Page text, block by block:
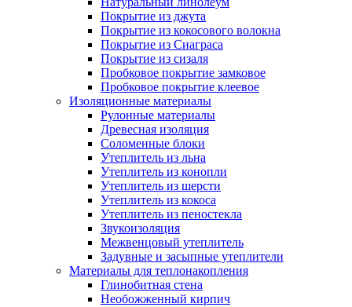
Покрытие из джута
Покрытие из кокосового волокна
Покрытие из Сиаграса
Покрытие из сизаля
Пробковое покрытие замковое
Пробковое покрытие клеевое
Изоляционные материалы
Рулонные материалы
Древесная изоляция
Соломенные блоки
Утеплитель из льна
Утеплитель из конопли
Утеплитель из шерсти
Утеплитель из кокоса
Утеплитель из пеностекла
Звукоизоляция
Межвенцовый утеплитель
Задувные и засыпные утеплители
Материалы для теплонакопления
Глинобитная стена
Необожженный кирпич